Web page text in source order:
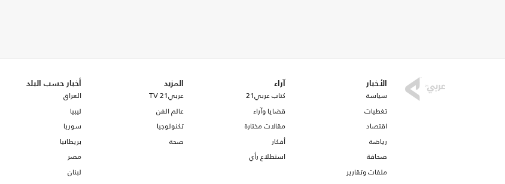
الأخبار
سياسة
تغطيات
اقتصاد
رياضة
صحافة
ملفات وتقارير
آراء
كتاب عربي21
قضايا وآراء
مقالات مختارة
أفكار
استطلاع رأي
المزيد
عربي21 TV
عالم الفن
تكنولوجيا
صحة
أخبار حسب البلد
العراق
ليبيا
سوريا
بريطانيا
مصر
لبنان